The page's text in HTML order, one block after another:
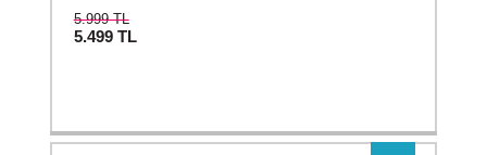
5.999 TL
5.499 TL